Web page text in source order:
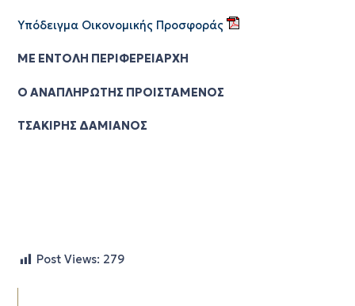
Υπόδειγμα Οικονομικής Προσφοράς
ΜΕ ΕΝΤΟΛΗ ΠΕΡΙΦΕΡΕΙΑΡΧΗ
Ο ΑΝΑΠΛΗΡΩΤΗΣ ΠΡΟΙΣΤΑΜΕΝΟΣ
ΤΣΑΚΙΡΗΣ ΔΑΜΙΑΝΟΣ
Post Views: 279